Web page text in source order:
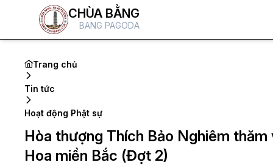
CHÙA BẰNG
BANG PAGODA
Trang chủ
Tin tức
Hoạt động Phật sự
Hòa thượng Thích Bảo Nghiêm
Hoa miền Bắc (Đợt 2)